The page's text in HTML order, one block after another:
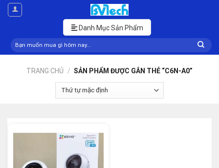
Skip
Danh Mục Sản Phẩm
Tìm
kiếm:
TRANG CHỦ / SẢN PHẨM ĐƯỢC GẮN THẺ “C6N-A0”